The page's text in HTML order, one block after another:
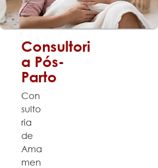
Consultori
a Pós-
Parto
Con
sulto
ria
de
Ama
men